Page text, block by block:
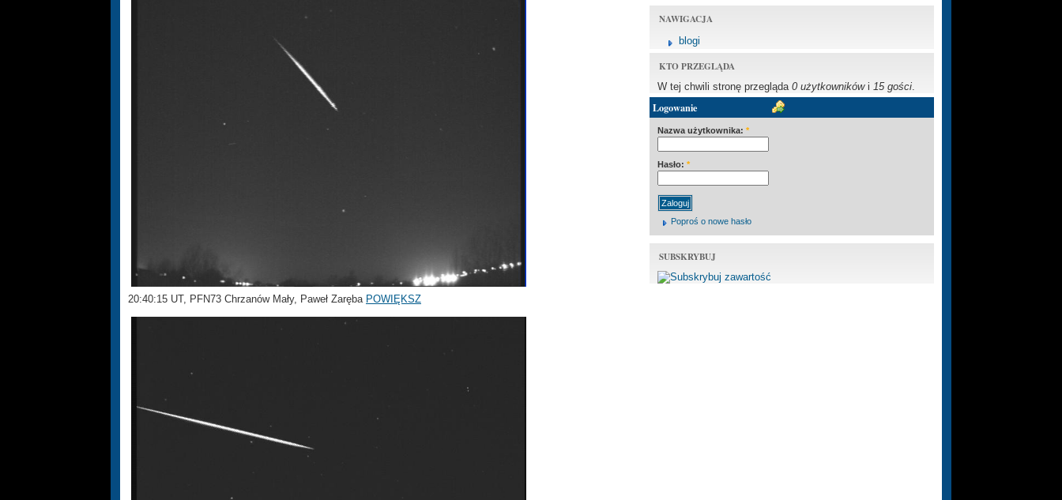
20:40:15 UT, PFN73 Chrzanów Mały, Paweł Zaręba POWIĘKSZ
NAWIGACJA
blogi
KTO PRZEGLĄDA
W tej chwili stronę przegląda 0 użytkownikówi 15 gości
Logowanie
Nazwa użytkownika: *
Hasło: *
Poproś o nowe hasło
SUBSKRYBUJ